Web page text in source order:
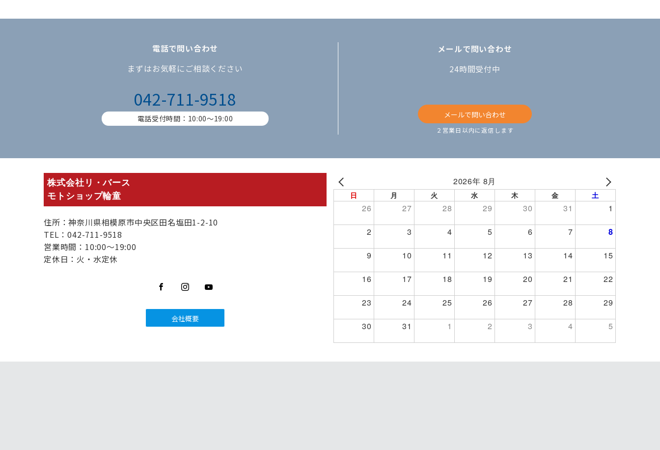
電話で問い合わせ
まずはお気軽にご相談ください
042-711-9518
電話受付時間：10:00〜19:00
メールで問い合わせ
24時間受付中
メールで問い合わせ
２営業日以内に返信します
株式会社リ・バース
モトショップ輪童
住所：神奈川県相模原市中央区田名塩田1-2-10
TEL：042-711-9518
営業時間：10:00～19:00
定休日：火・水定休
会社概要
2026年 8月
日 月 火 水 木 金 土
26 27 28 29 30 31 1
2 3 4 5 6 7 8
9 10 11 12 13 14 15
16 17 18 19 20 21 22
23 24 25 26 27 28 29
30 31 1 2 3 4 5